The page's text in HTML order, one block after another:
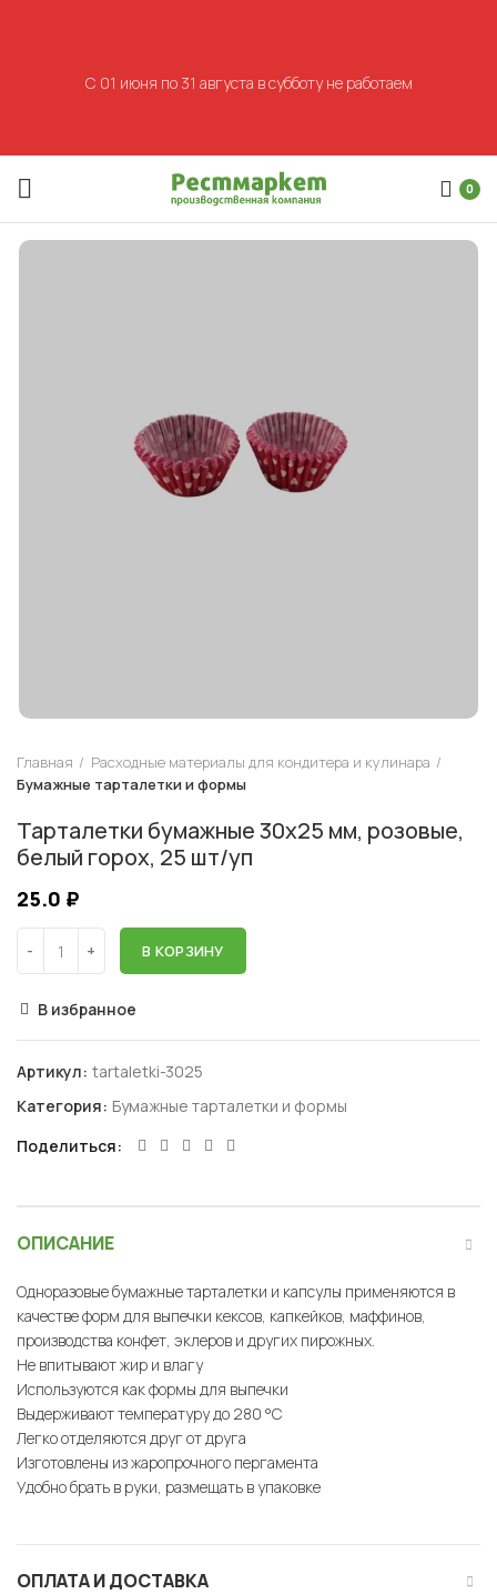
0
Главная
Расходные материалы для кондитера и кулинара
Бумажные тарталетки и формы
Тарталетки бумажные 30х25 мм, розовые,
белый горох, 25 шт/уп
25.0 ₽
В КОРЗИНУ
В избранное
Артикул: tartaletki-3025
Категория: Бумажные тарталетки и формы
Поделиться
ОПИСАНИЕ
Одноразовые бумажные тарталетки и капсулы применяются в
качестве форм для выпечки кексов, капкейков, маффинов,
производства конфет, эклеров и других пирожных.
Не впитывают жир и влагу
Используются как формы для выпечки
Выдерживают температуру до 280 °C
Легко отделяются друг от друга
Изготовлены из жаропрочного пергамента
Удобно брать в руки, размещать в упаковке
ОПЛАТА И ДОСТАВКА
С 01 июня по 31 августа в субботу не работаем